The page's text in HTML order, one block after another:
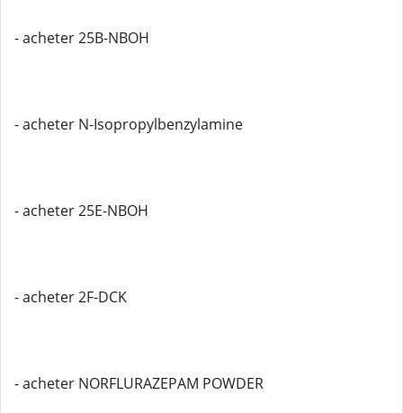
- acheter 25B-NBOH
- acheter N-Isopropylbenzylamine
- acheter 25E-NBOH
- acheter 2F-DCK
- acheter NORFLURAZEPAM POWDER